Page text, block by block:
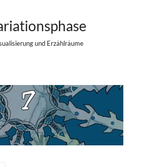
und Erzählräume
2016 – Türchen 7